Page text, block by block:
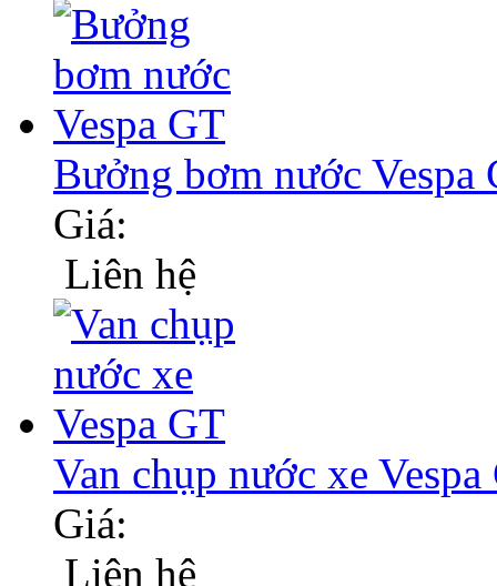
Bưởng bơm nước Vespa
Giá:
Liên hệ
Van chụp nước xe Vespa
Giá:
Liên hệ